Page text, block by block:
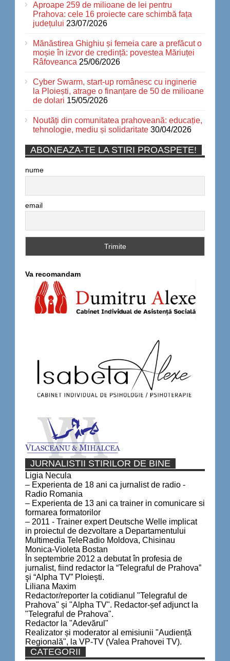
Aproape 259 de milioane de lei pentru
Prahova: cele 16 proiecte care schimbă fața
județului 23/07/2026
Mănăstirea Ghighiu și femeia care a prefăcut o
moșie în izvor de credință: povestea Măriuței
Râfoveanca 25/06/2026
Cyber Swarm, start-up românesc cu inginerie
la Ploiești, atrage o finanțare de 50 de milioane
de dolari 15/05/2026
Noutăți din comunitatea prahoveană: educație,
tehnologie, mediu și solidaritate 30/04/2026
ABONEAZA-TE LA STIRI PROASPETE!
nume
email
Va recomandam
JURNALISTII STIRILOR DE BINE
Ligia Necula
– Experienta de 18 ani ca jurnalist de radio -
Radio Romania
– Experienta de 13 ani ca trainer in comunicare si
formarea formatorilor
– 2011 - Trainer expert Deutsche Welle implicat
in proiectul de dezvoltare a Departamentului
Multimedia TeleRadio Moldova, Chisinau
Monica-Violeta Bostan
În septembrie 2012 a debutat în profesia de
jurnalist, fiind redactor la “Telegraful de Prahova”
şi “Alpha TV” Ploieşti.
Liliana Maxim
Redactor/reporter la cotidianul "Telegraful de
Prahova" și "Alpha TV". Redactor-șef adjunct la
"Telegraful de Prahova".
Redactor la "Adevărul"
Realizator și moderator al emisiunii "Audiență
Regională", la VP-TV (Valea Prahovei TV).
CATEGORII